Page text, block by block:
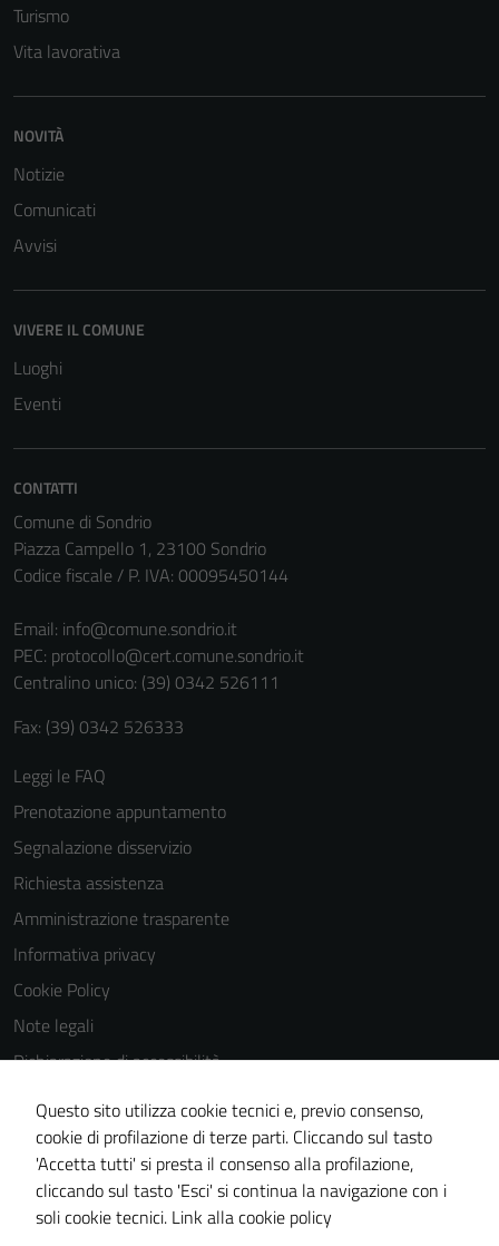
Turismo
Vita lavorativa
NOVITÀ
Notizie
Comunicati
Avvisi
VIVERE IL COMUNE
Luoghi
Eventi
CONTATTI
Comune di Sondrio
Piazza Campello 1, 23100 Sondrio
Codice fiscale / P. IVA: 00095450144
Email: info@comune.sondrio.it
PEC: protocollo@cert.comune.sondrio.it
Centralino unico: (39) 0342 526111
Fax: (39) 0342 526333
Leggi le FAQ
Prenotazione appuntamento
Segnalazione disservizio
Richiesta assistenza
Amministrazione trasparente
Informativa privacy
Cookie Policy
Note legali
Dichiarazione di accessibilità
Dichiarazione di accessibilità Servizi
Whistleblowing
Piano di miglioramento del sito
Area riservata
Questo sito utilizza cookie tecnici e, previo consenso,
cookie di profilazione di terze parti. Cliccando sul tasto
'Accetta tutti' si presta il consenso alla profilazione,
cliccando sul tasto 'Esci' si continua la navigazione con i
soli cookie tecnici. Link alla cookie policy